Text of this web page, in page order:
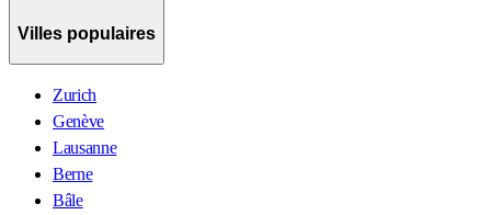
Villes populaires
Zurich
Genève
Lausanne
Berne
Bâle